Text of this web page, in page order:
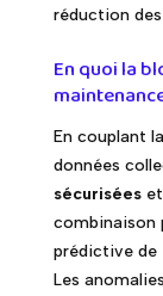
réduction
En quoi la
En couplant
données
sécuriséeset
combinaison
prédictive de
Les